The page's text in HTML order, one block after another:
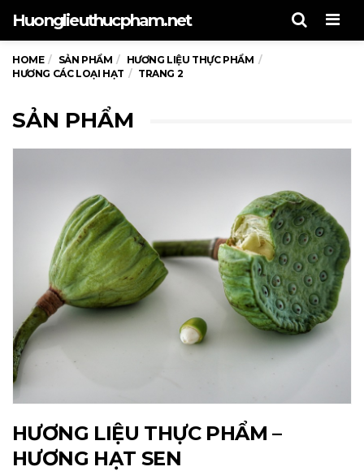
Huonglieuthucpham.net
HOME SẢN PHẨM
HƯƠNG LIỆU THỰC PHẨM
HƯƠNG CÁC LOẠI HẠT
TRANG 2
SẢN PHẨM
HƯƠNG LIỆU THỰC PHẨM –
HƯƠNG HẠT SEN